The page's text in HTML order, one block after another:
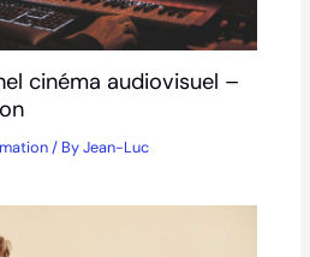
cinéma audiovisuel –
/ ByJean-Luc